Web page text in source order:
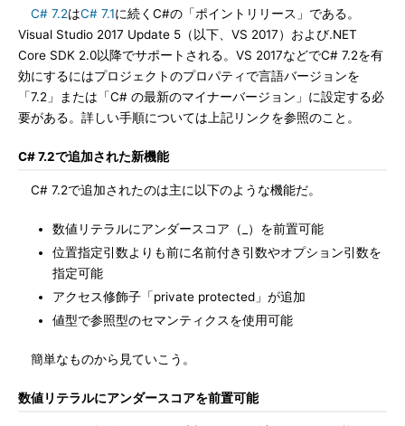
C# 7.2はC# 7.1に続くC#の「ポイントリリース」である。
Visual Studio 2017 Update 5（以下、VS 2017）および.NET
Core SDK 2.0以降でサポートされる。VS 2017などでC# 7.2を有
効にするにはプロジェクトのプロパティで言語バージョンを
「7.2」または「C# の最新のマイナーバージョン」に設定する必
要がある。詳しい手順については上記リンクを参照のこと。
C# 7.2で追加された新機能
C# 7.2で追加されたのは主に以下のような機能だ。
数値リテラルにアンダースコア（_）を前置可能
位置指定引数よりも前に名前付き引数やオプション引数を
指定可能
アクセス修飾子「private protected」が追加
値型で参照型のセマンティクスを使用可能
簡単なものから見ていこう。
数値リテラルにアンダースコアを前置可能